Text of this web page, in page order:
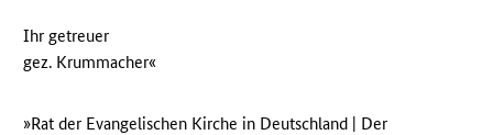
Ihr getreuer
gez. Krummacher«
»Rat der Evangelischen Kirche in Deutschland | Der